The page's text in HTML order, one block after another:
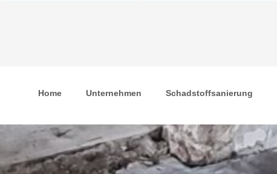
Home Unternehmen Schadstoffsanierung